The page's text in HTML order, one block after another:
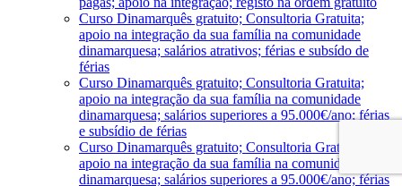
Curso Dinamarquês gratuito; Consultoria Gratuita;
apoio na integração da sua família na comunidade
dinamarquesa; salários atrativos; férias e subsído de
férias
Curso Dinamarquês gratuito; Consultoria Gratuita;
apoio na integração da sua família na comunidade
dinamarquesa; salários superiores a 95.000€/ano; férias
e subsídio de férias
Curso Dinamarquês gratuito; Consultoria Gratuita;
apoio na integração da sua família na comunidade
dinamarquesa; salários superiores a 95.000€/ano; férias